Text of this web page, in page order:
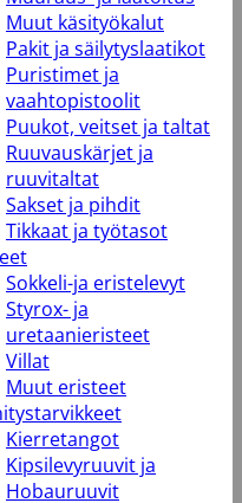
Muut käsityökalut
Pakit ja säilytyslaatikot
Puristimet ja
vaahtopistoolit
Puukot, veitset ja taltat
Ruuvauskärjet ja
ruuvitaltat
Sakset ja pihdit
Tikkaat ja työtasot
Sokkeli-ja eristelevyt
Styrox- ja
uretaanieristeet
Villat
Muut eristeet
Kierretangot
Kipsilevyruuvit ja
Hobauruuvit